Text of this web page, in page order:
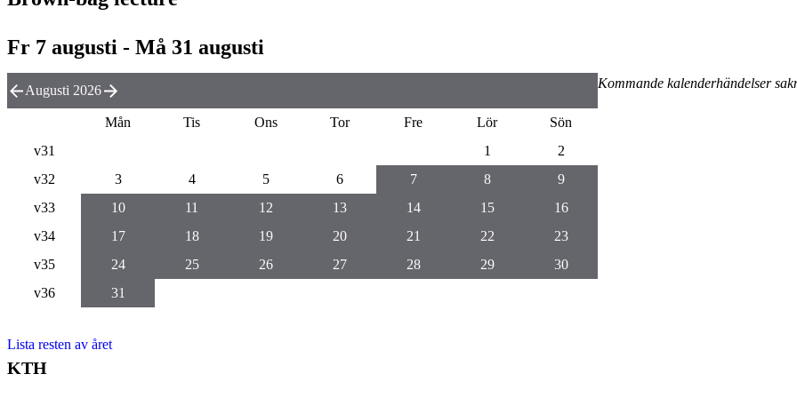
Fr 7 augusti - Må 31 augusti
Kommande kalenderhändelser
Augusti 2026
Mån Tis Ons Tor Fre Lör
Sön
v31
1
2
v32
3 4 5 6 7 8
9
v33
10 11 12 13 14 15
16
v34
17 18 19 20 21 22
23
v35
24 25 26 27 28 29
30
v36
31
Lista resten av året
KTH